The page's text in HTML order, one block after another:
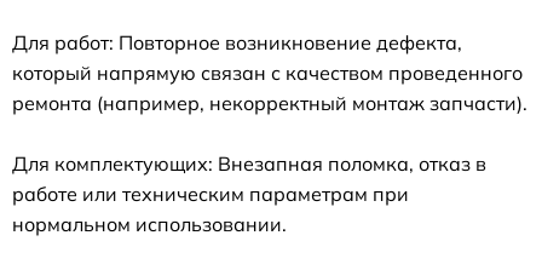
Для работ: Повторное возникновение дефекта,
который напрямую связан с качеством проведенного
ремонта (например, некорректный монтаж запчасти).
Для комплектующих: Внезапная поломка, отказ в
работе или техническим параметрам при
нормальном использовании.